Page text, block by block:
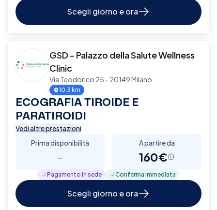
Scegli giorno e ora
GSD - Palazzo della Salute Wellness
Clinic
Via Teodorico 25 - 20149 Milano
10.3 km
ECOGRAFIA TIROIDE E
PARATIROIDI
Vedi altre prestazioni
Prima disponibilità
-
A partire da
160€
Pagamento in sede Conferma immediata
Scegli giorno e ora